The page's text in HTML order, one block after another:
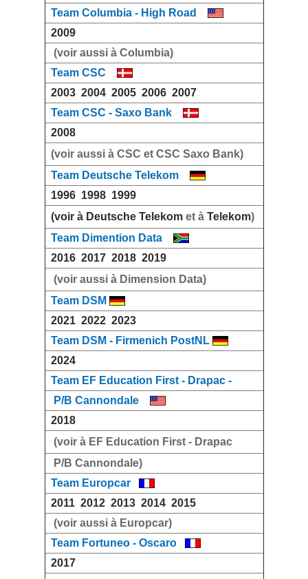
Team Columbia - High Road
2009
(voir aussi à Columbia)
Team CSC
2003 2004 2005 2006 2007
Team CSC - Saxo Bank
2008
(voir aussi à CSC et CSC Saxo Bank)
Team Deutsche Telekom
1996 1998 1999
(voir à Deutsche Telekomet à Telekom)
Team Dimention Data
2016 2017 2018 2019
(voir aussi à Dimension Data)
Team DSM
2021 2022 2023
Team DSM - Firmenich PostNL
2024
Team EF Education First - Drapac -
P/B Cannondale
2018
(voir à EF Education First - Drapac
P/B Cannondale)
Team Europcar
2011 2012 2013 2014 2015
(voir aussi à Europcar)
Team Fortuneo - Oscaro
2017